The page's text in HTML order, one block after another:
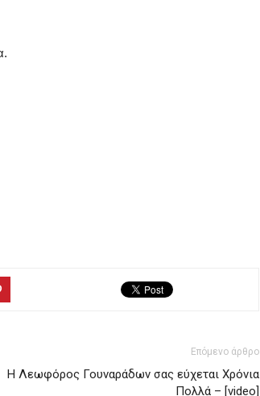
Επόμενο άρθρο
Η Λεωφόρος Γουναράδων σας εύχεται Χρόνια
Πολλά – [video]